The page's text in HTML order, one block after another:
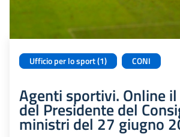
Ufficio per lo sport (1) CONI
Agenti sportivi. Online
del Presidente del
ministri del 27 giugno